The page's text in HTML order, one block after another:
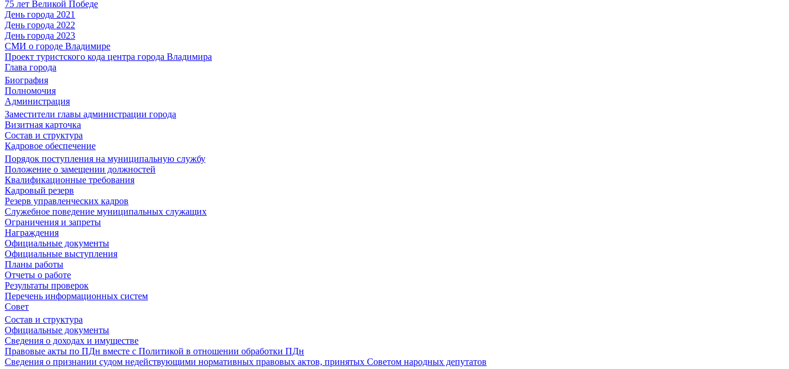
75 лет Великой Победе
День города 2021
День города 2022
День города 2023
СМИ о городе Владимире
Проект туристского кода центра города Владимира
Глава города
Биография
Полномочия
Администрация
Заместители главы администрации города
Визитная карточка
Состав и структура
Кадровое обеспечение
Порядок поступления на муниципальную службу
Положение о замещении должностей
Квалификационные требования
Кадровый резерв
Резерв управленческих кадров
Служебное поведение муниципальных служащих
Ограничения и запреты
Награждения
Официальные документы
Официальные выступления
Планы работы
Отчеты о работе
Результаты проверок
Перечень информационных систем
Совет
Состав и структура
Официальные документы
Сведения о доходах и имуществе
Правовые акты по ПДн вместе с Политикой в отношении обработки ПДн
Сведения о признании судом недействующими нормативных правовых актов, принятых Советом народных депутатов